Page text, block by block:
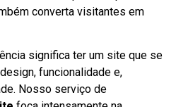
converta visitantes em
significa ter um site que se
funcionalidade e,
Nosso serviço de